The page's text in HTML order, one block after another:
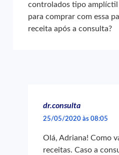
controlados tipo
para comprar com essa
receita após a consulta?
dr.consulta
25/05/2020 às 08:05
Olá, Adriana! Como
receitas. Caso a